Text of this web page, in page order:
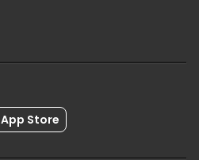
App Store